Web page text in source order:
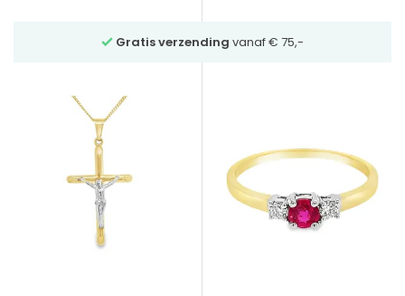
Gratis verzending vanaf € 75,-